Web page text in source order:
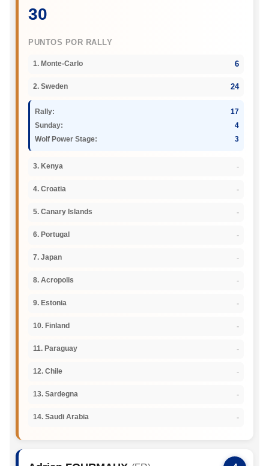
30
PUNTOS POR RALLY
1. Monte-Carlo 6
2. Sweden 24
Rally:
17
Sunday:
4
Wolf Power Stage:
3
3. Kenya -
4. Croatia -
5. Canary Islands -
6. Portugal -
7. Japan -
8. Acropolis -
9. Estonia -
10. Finland -
11. Paraguay -
12. Chile -
13. Sardegna -
14. Saudi Arabia -